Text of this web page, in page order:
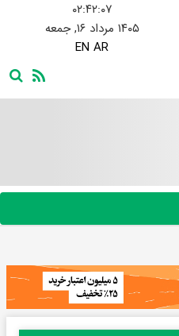
۰۲:۴۲:۰۸
۱۴۰۵ مرداد ۱۶, جمعه
EN AR